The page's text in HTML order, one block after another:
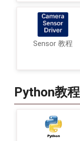
Sensor 教程
Python教程